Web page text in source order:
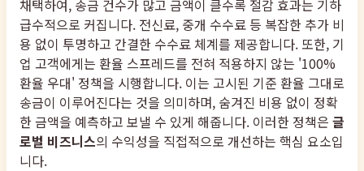
채택하여, 송금 건수가 많고 금액이 클수록 절감 효과는 기하
급수적으로 커집니다. 전신료, 중개 수수료 등 복잡한 추가 비
용 없이 투명하고 간결한 수수료 체계를 제공합니다. 또한, 기
업 고객에게는 환율 스프레드를 전혀 적용하지 않는 '100%
환율 우대' 정책을 시행합니다. 이는 고시된 기준 환율 그대로
송금이 이루어진다는 것을 의미하며, 숨겨진 비용 없이 정확
한 금액을 예측하고 보낼 수 있게 해줍니다. 이러한 정책은 글
로벌 비즈니스의 수익성을 직접적으로 개선하는 핵심 요소입
니다.